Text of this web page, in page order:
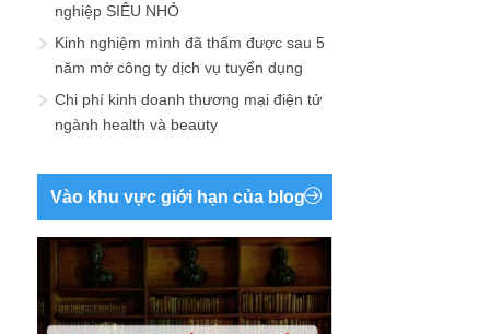
nghiệp SIÊU NHỎ
Kinh nghiệm mình đã thấm được sau 5
năm mở công ty dịch vụ tuyển dụng
Chi phí kinh doanh thương mại điện tử
ngành health và beauty
Vào khu vực giới hạn của blog